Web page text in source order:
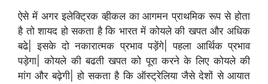
ऐसे में अगर इलेक्ट्रिक व्हीकल का आगमन प्राथमिक रूप से होता
है तो शायद हो सकता है कि भारत में कोयले की खपत और अधिक
बढे| इसके दो नकारात्मक प्रभाव पड़ेंगे| पहला आर्थिक प्रभाव
पड़ेगा| कोयले की बढती खपत को पूरा करने के लिए कोयले की
मांग और बढ़ेगी| हो सकता है कि ऑस्ट्रेलिया जैसे देशों से आयात